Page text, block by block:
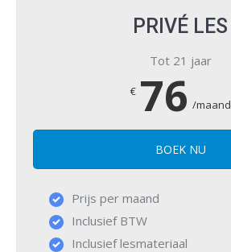
PRIVÉ LES
Tot 21 jaar
€ 76 /maand
BOEK NU
Prijs per maand
Inclusief BTW
Inclusief lesmateriaal